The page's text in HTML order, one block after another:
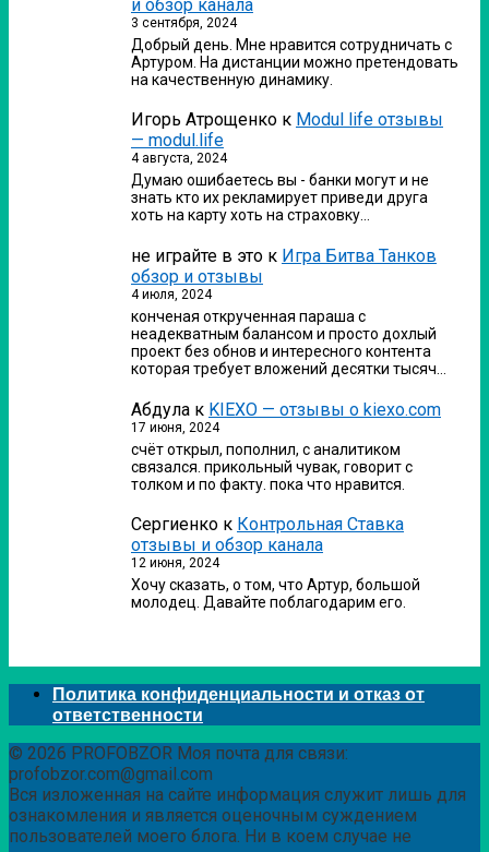
и обзор канала
3 сентября, 2024
Добрый день. Мне нравится сотрудничать с
Артуром. На дистанции можно претендовать
на качественную динамику.
Игорь Атрощенко к Modul life отзывы
— modul.life
4 августа, 2024
Думаю ошибаетесь вы - банки могут и не
знать кто их рекламирует приведи друга
хоть на карту хоть на страховку…
не играйте в это к Игра Битва Танков
обзор и отзывы
4 июля, 2024
конченая открученная параша с
неадекватным балансом и просто дохлый
проект без обнов и интересного контента
которая требует вложений десятки тысяч…
Абдула к KIEXO — отзывы о kiexo.com
17 июня, 2024
счёт открыл, пополнил, с аналитиком
связался. прикольный чувак, говорит с
толком и по факту. пока что нравится.
Сергиенко к Контрольная Ставка
отзывы и обзор канала
12 июня, 2024
Хочу сказать, о том, что Артур, большой
молодец. Давайте поблагодарим его.
Политика конфиденциальности и отказ от
ответственности
© 2026 PROFOBZOR Моя почта для связи:
profobzor.com@gmail.com
Вся изложенная на сайте информация служит лишь для
ознакомления и является оценочным суждением
пользователей моего блога. Ни в коем случае не